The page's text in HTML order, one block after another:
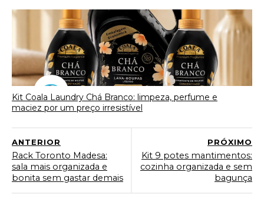
Kit Coala Laundry Chá Branco: limpeza, perfume e
maciez por um preço irresistível
PRÓXIMO
Kit 9 potes mantimentos:
cozinha organizada e sem
bagunça
ANTERIOR
Rack Toronto Madesa:
sala mais organizada e
bonita sem gastar demais